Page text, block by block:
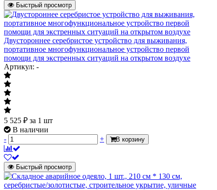
Быстрый просмотр
Двустороннее серебристое устройство для выживания,
портативное многофункциональное устройство первой
помощи для экстренных ситуаций на открытом воздухе
Артикул: -
5 525 ₽ за 1 шт
В наличии
-
+ В корзину
Быстрый просмотр